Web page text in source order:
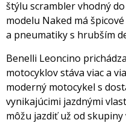
štýlu scrambler vhodný
modelu Naked má
a pneumatiky s hrubším
Benelli Leoncino
motocyklov stáva viac a
moderný motocykel s
vynikajúcimi jazdnými
môžu jazdiť už od